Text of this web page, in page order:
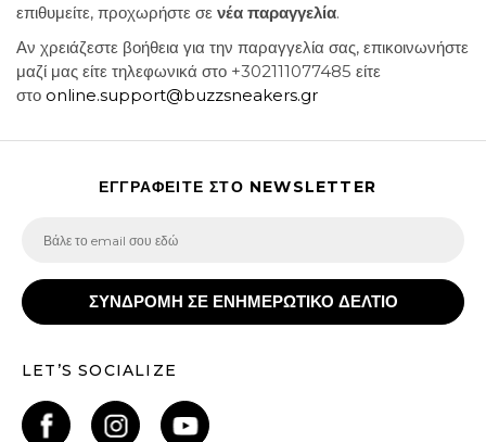
επιθυμείτε, προχωρήστε σε νέα παραγγελία.
Αν χρειάζεστε βοήθεια για την παραγγελία σας, επικοινωνήστε
μαζί μας είτε τηλεφωνικά στο +302111077485 είτε
στο online.support@buzzsneakers.gr
ΕΓΓΡΑΦΕΙΤΕ ΣΤΟ NEWSLETTER
ΣΥΝΔΡΟΜΗ ΣΕ ΕΝΗΜΕΡΩΤΙΚΟ ΔΕΛΤΙΟ
LET’S SOCIALIZE